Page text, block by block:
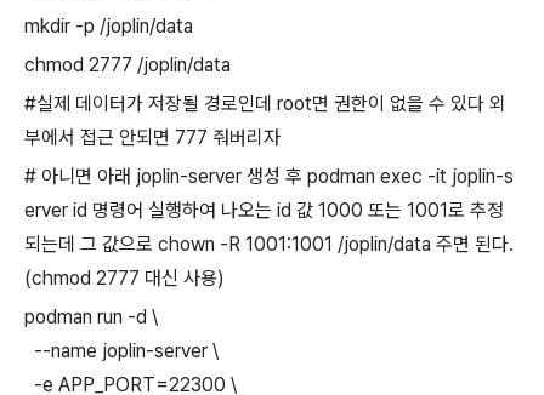
mkdir -p /joplin/data
chmod 2777 /joplin/data
#실제 데이터가 저장될 경로인데 root면 권한이 없을 수 있다 외
부에서 접근 안되면 777 줘버리자
# 아니면 아래 joplin-server 생성 후 podman exec -it joplin-s
erver id 명령어 실행하여 나오는 id 값 1000 또는 1001로 추정
되는데 그 값으로 chown -R 1001:1001 /joplin/data 주면 된다.
(chmod 2777 대신 사용)
podman run -d \
--name joplin-server \
-e APP_PORT=22300 \